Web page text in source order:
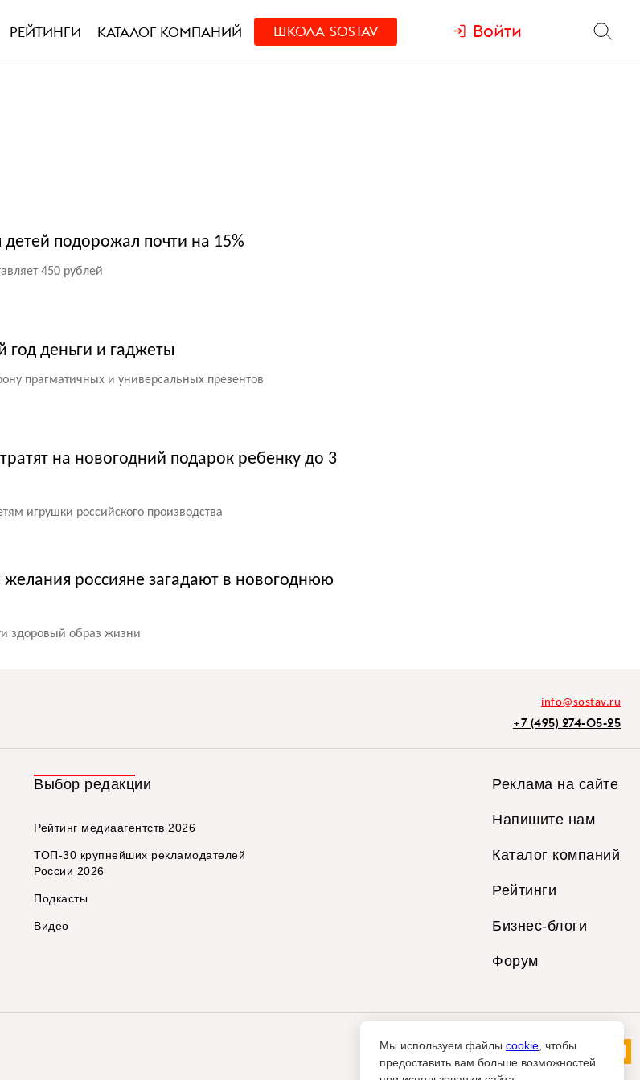
РЕЙТИНГИ КАТАЛОГ КОМПАНИЙ ШКОЛА SOSTAV Войти
подорожал почти на 15%
450 рублей
год деньги и гаджеты
прагматичных и универсальных презентов
на новогодний подарок ребенку до 3
игрушки российского производства
желания россияне загадают в новогоднюю
здоровый образ жизни
info@sostav.ru
+7 (495) 274-05-25
Выбор редакции
Рейтинг медиаагентств 2026
ТОП-30 крупнейших рекламодателей
России 2026
Подкасты
Видео
Реклама на сайте
Напишите нам
Каталог компаний
Рейтинги
Бизнес-блоги
Форум
Мы используем файлы cookie , чтобы
предоставить вам больше возможностей